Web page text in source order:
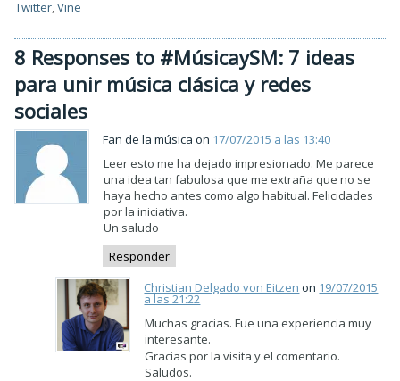
Twitter,Vine
8 Responses to #MúsicaySM: 7 ideas
para unir música clásica y redes
sociales
Fan de la música on 17/07/2015 a las 13:40
Leer esto me ha dejado impresionado. Me parece
una idea tan fabulosa que me extraña que no se
haya hecho antes como algo habitual. Felicidades
por la iniciativa.
Un saludo
Responder
Christian Delgado von Eitzen on 19/07/2015
a las 21:22
Muchas gracias. Fue una experiencia muy
interesante.
Gracias por la visita y el comentario.
Saludos.